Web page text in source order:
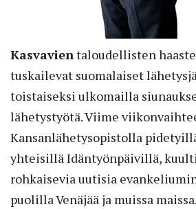
Kasvavien taloudellisten
tuskailevat suomalaiset
toistaiseksi ulkomailla
lähetystyötä. Viime
Kansanlähetysopistolla
yhteisillä Idäntyönpäivillä,
rohkaisevia uutisia
puolilla Venäjää ja muissa